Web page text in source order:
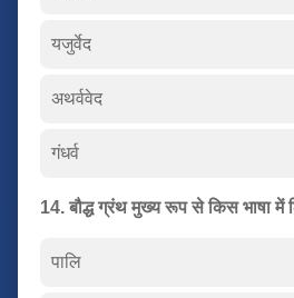
यजुर्वेद
अथर्ववेद
गंधर्व
14. बौद्ध ग्रंथ मुख्य रूप से किस भाषा
पालि